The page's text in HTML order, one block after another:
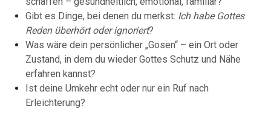
Gibt es Dinge, bei denen du merkst: Ich habe Gottes
Reden überhört oder ignoriert?
Was wäre dein persönlicher „Gosen“ – ein Ort oder
Zustand, in dem du wieder Gottes Schutz und Nähe
erfahren kannst?
Ist deine Umkehr echt oder nur ein Ruf nach
Erleichterung?